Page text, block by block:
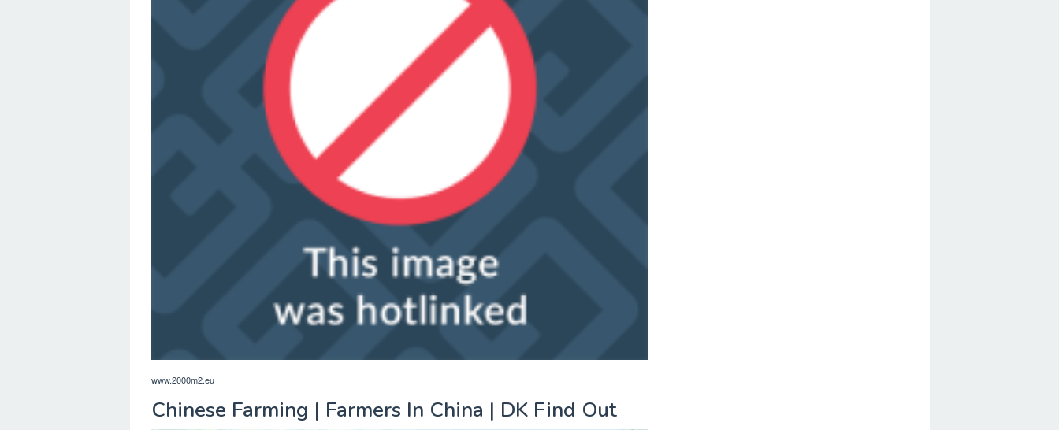
www.2000m2.eu
Chinese Farming | Farmers In China | DK Find Out